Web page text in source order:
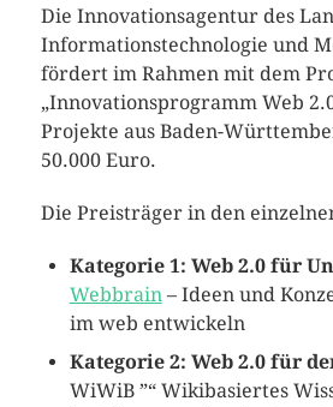
Die Innovationsagentur des
Informationstechnologie und
fördert im Rahmen mit dem
„Innovationsprogramm Web
Projekte aus Baden-
50.000 Euro.
Die Preisträger in den
Kategorie 1: Web 2.0 für
Webbrain– Ideen und
im web entwickeln
Kategorie 2: Web 2.0 für
WiWiB ”“ Wikibasiertes